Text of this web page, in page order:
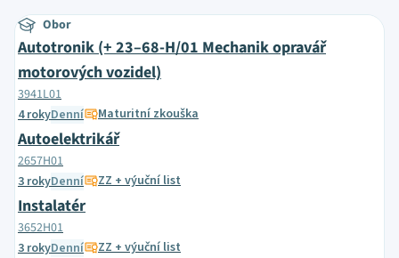
Obor
Autotronik (+ 23–68-H/01 Mechanik opravář
motorových vozidel)
3941L01
4 rokyDenní Maturitní zkouška
Autoelektrikář
2657H01
3 rokyDenní ZZ + výuční list
Instalatér
3652H01
3 rokyDenní ZZ + výuční list